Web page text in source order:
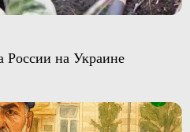
на Украине